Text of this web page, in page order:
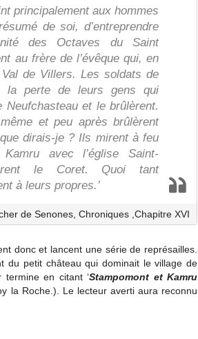
principalement aux hommes
de soi, d’entreprendre
des Octaves du Saint
au frère de l’évêque qui, en
de Villers. Les soldats de
la perte de leurs gens qui
et le brûlèrent.
et peu après brûlèrent
dirais-je ? Ils mirent à feu
avec l’église Saint-
le Coret. Quoi tant
à leurs propres.’
de Senones, Chroniques ,Chapitre XVI
donc et lancent une série de représailles.
du petit château qui dominait le village de
termine en citant ‘Stampomont et Kamru
la Roche.). Le lecteur averti aura reconnu